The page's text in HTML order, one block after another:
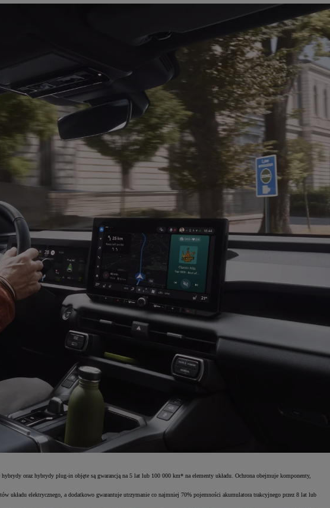
oraz hybrydy plug-in objęte są gwarancją na 5 lat lub 100 000 km* na elementy układu. Ochrona obejmuje komponenty,
układu elektrycznego, a dodatkowo gwarantuje utrzymanie co najmniej 70% pojemności akumulatora trakcyjnego przez 8 lat lub